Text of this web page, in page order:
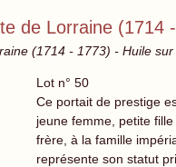
de Lorraine (1714
(1714 - 1773) - Huile sur
Lot n° 50
Ce portait de prestige
jeune femme, petite
frère, à la famille
représente son statut